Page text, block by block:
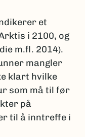
et
i 2100, og
m.fl. 2014).
mangler
klart hvilke
som må til før
på
til å inntreffe i